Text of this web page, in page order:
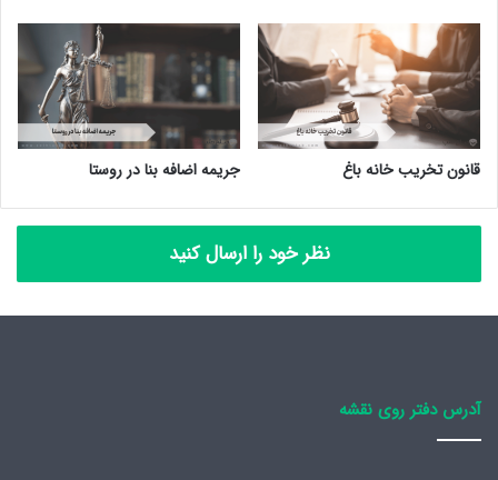
قانون تخریب خانه باغ جریمه اضافه بنا در روستا
نظر خود را ارسال کنید
آدرس دفتر روی نقشه